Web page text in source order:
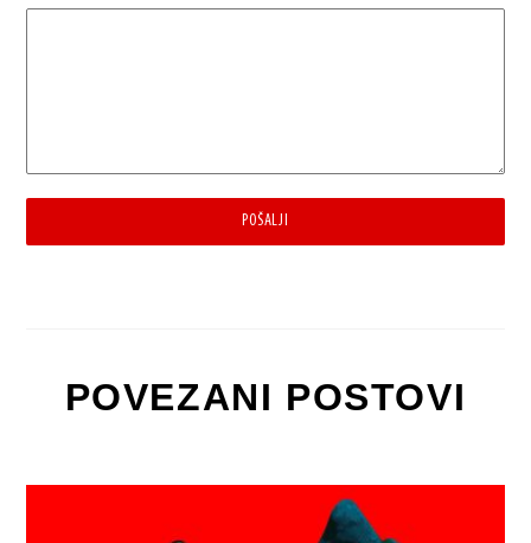
POŠALJI
POVEZANI POSTOVI